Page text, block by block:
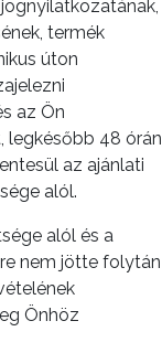
termék
úton
az Ön
legkésőbb 48 órán
az ajánlati
alól.
alól és a
nem jötte folytán
Önhöz